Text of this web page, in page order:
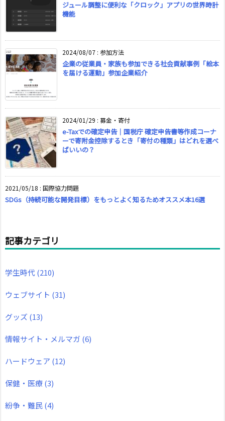
ジュール調整に便利な「クロック」アプリの世界時計
機能
2024/08/07 : 参加方法
企業の従業員・家族も参加できる社会貢献事例「絵本
を届ける運動」参加企業紹介
2024/01/29 : 募金・寄付
e-Taxでの確定申告｜国税庁 確定申告書等作成コーナ
ーで寄附金控除するとき「寄付の種類」はどれを選べ
ばいいの？
2021/05/18 : 国際協力問題
SDGs（持続可能な開発目標）をもっとよく知るためオススメ本16選
記事カテゴリ
学生時代(210)
ウェブサイト (31)
グッズ (13)
情報サイト・メルマガ (6)
ハードウェア (12)
保健・医療(3)
紛争・難民(4)